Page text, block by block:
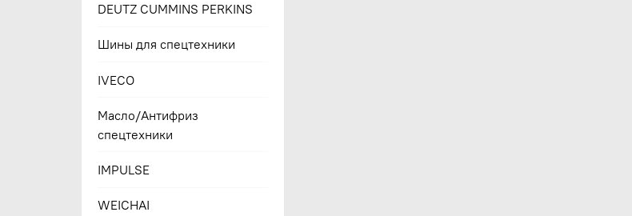
DEUTZ CUMMINS PERKINS
Шины для спецтехники
IVECO
Масло/Антифриз
спецтехники
IMPULSE
WEICHAI